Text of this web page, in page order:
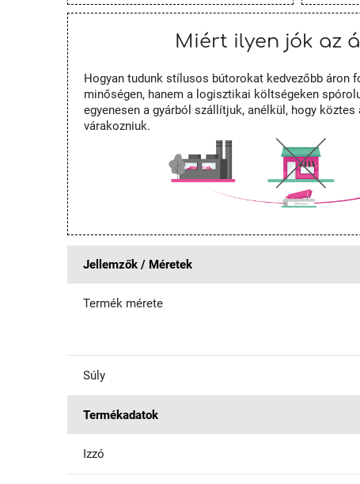
Miért ilyen jók az
Hogyan tudunk stílusos bútorokat kedvezőbb áron
minőségen, hanem a logisztikai költségeken
egyenesen a gyárból szállítjuk, anélkül, hogy
várakozniuk.
Jellemzők / Méretek
Termék mérete
Súly
Termékadatok
Izzó